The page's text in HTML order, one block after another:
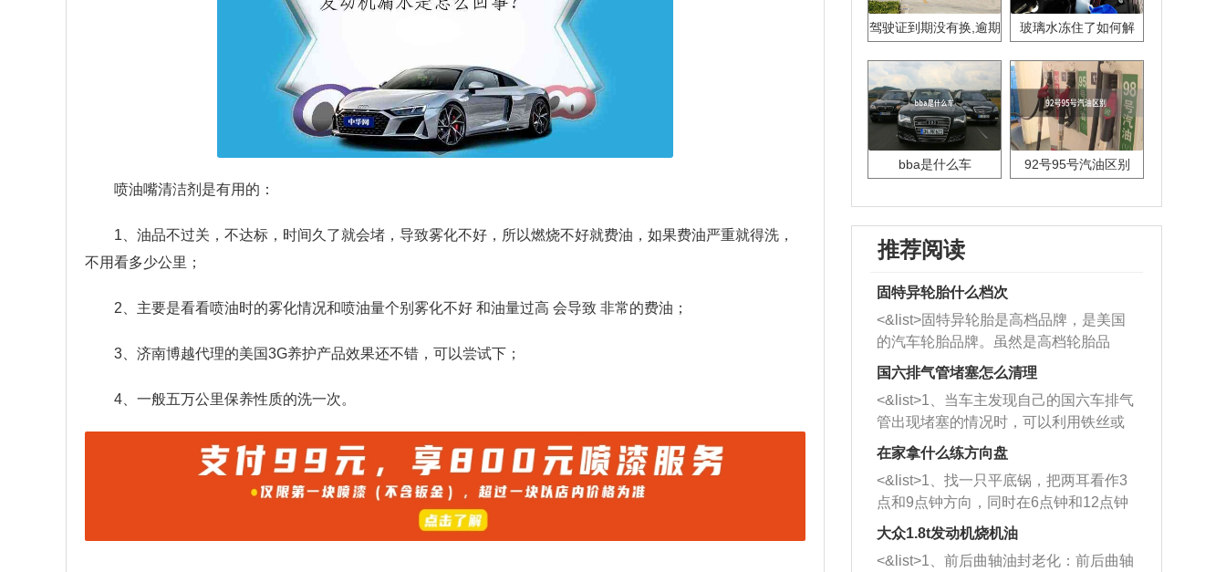
喷油嘴清洁剂是有用的：
1、油品不过关，不达标，时间久了就会堵，导致雾化不好，所以燃烧不好就费油，如果费油严重就得洗，
不用看多少公里；
2、主要是看看喷油时的雾化情况和喷油量个别雾化不好 和油量过高 会导致 非常的费油；
3、济南博越代理的美国3G养护产品效果还不错，可以尝试下；
4、一般五万公里保养性质的洗一次。
驾驶证到期没有换,逾期
玻璃水冻住了如何解
bba是什么车 92号95号汽油区别
推荐阅读
固特异轮胎什么档次
<&list>固特异轮胎是高档品牌，是美国
的汽车轮胎品牌。虽然是高档轮胎品
牌，但是中高低端的轮胎都有生产，这
也是为了更好的开拓市场。
国六排气管堵塞怎么清理
<&list>1、当车主发现自己的国六车排气
管出现堵塞的情况时，可以利用铁丝或
者是细棍，直接将杂物给取出来，如果
堵塞情况比较严重，也可以采取应急措
施。 <&list>2、直接利用木棍将所有的
杂物推到排气管里面的位置处，然后将
三元催化器拆解开，就可以将堵塞的东
西取出来。但如果是因为积碳过多引起
在家拿什么练方向盘
<&list>1、找一只平底锅，把两耳看作3
点和9点钟方向，同时在6点钟和12点钟
方向做一个标记。 <&list>2、双手握住
一圈半的练习，往右同样也要打相同的
大众1.8t发动机烧机油
<&list>1、前后曲轴油封老化：前后曲轴